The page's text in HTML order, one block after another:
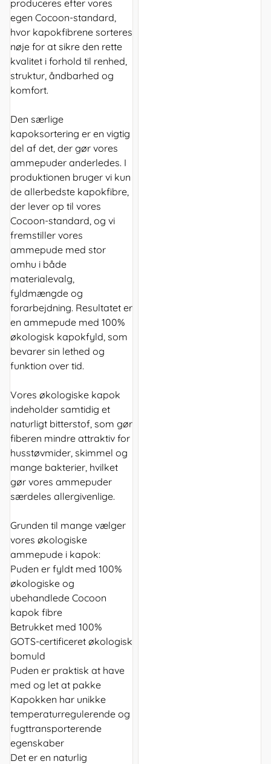
produceres efter vores
egen Cocoon-standard,
hvor kapokfibrene sorteres
nøje for at sikre den rette
kvalitet i forhold til renhed,
struktur, åndbarhed og
komfort.
Den særlige
kapoksortering er en vigtig
del af det, der gør vores
ammepuder anderledes. I
produktionen bruger vi kun
de allerbedste kapokfibre,
der lever op til vores
Cocoon-standard, og vi
fremstiller vores
ammepude med stor
omhu i både
materialevalg,
fyldmængde og
forarbejdning. Resultatet er
en ammepude med 100%
økologisk kapokfyld, som
bevarer sin lethed og
funktion over tid.
Vores økologiske kapok
indeholder samtidig et
naturligt bitterstof, som gør
fiberen mindre attraktiv for
husstøvmider, skimmel og
mange bakterier, hvilket
gør vores ammepuder
særdeles allergivenlige.
Grunden til mange vælger
vores økologiske
ammepude i kapok:
Puden er fyldt med 100%
økologiske og
ubehandlede Cocoon
kapok fibre
Betrukket med 100%
GOTS-certificeret økologisk
bomuld
Puden er praktisk at have
med og let at pakke
Kapokken har unikke
temperaturregulerende og
fugttransporterende
egenskaber
Det er en naturlig